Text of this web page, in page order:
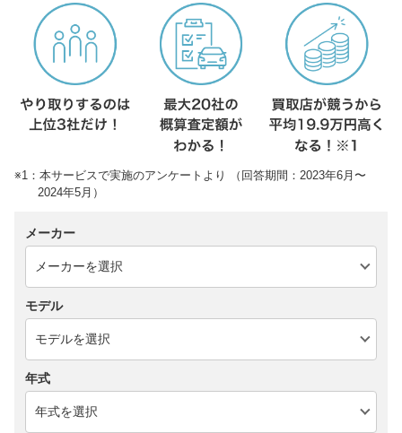
※1：本サービスで実施のアンケートより （回答期間：2023年6月〜
2024年5月）
メーカー
モデル
年式